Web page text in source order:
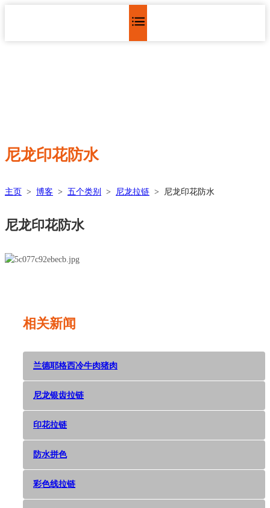
尼龙印花防水
主页 > 博客 > 五个类别 > 尼龙拉链 > 尼龙印花防水
尼龙印花防水
相关新闻
兰德耶格西冷牛肉猪肉
尼龙银齿拉链
印花拉链
防水拼色
彩色线拉链